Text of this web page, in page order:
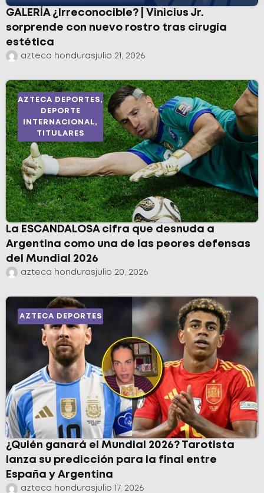
GALERÍA ¿Irreconocible? | Vinicius Jr.
sorprende con nuevo rostro tras cirugía
estética
azteca hondurasjulio 21, 2026
AZTECA DEPORTES,
DEPORTE
INTERNACIONAL,
TITULARES
La ESCANDALOSA cifra que desnuda a
Argentina como una de las peores defensas
del Mundial 2026
azteca hondurasjulio 20, 2026
AZTECA DEPORTES
¿Quién ganará el Mundial 2026? Tarotista
lanza su predicción para la final entre
España y Argentina
azteca honduras julio 17, 2026